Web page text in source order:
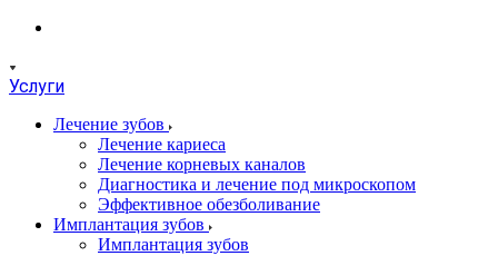
Услуги
Лечение зубов
Лечение кариеса
Лечение корневых каналов
Диагностика и лечение под микроскопом
Эффективное обезболивание
Имплантация зубов
Имплантация зубов